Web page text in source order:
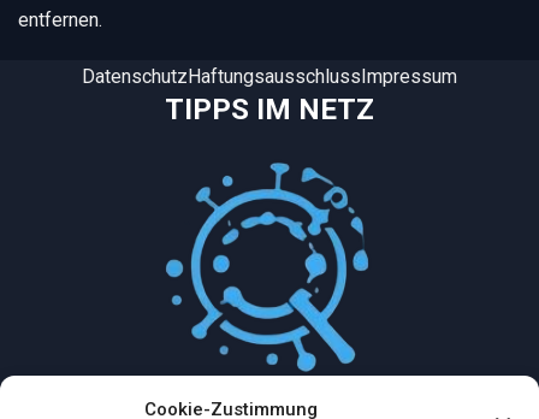
Cookie-Zustimmung
entfernen.
TIPPS IM NETZ
DatenschutzHaftungsausschlussImpressum